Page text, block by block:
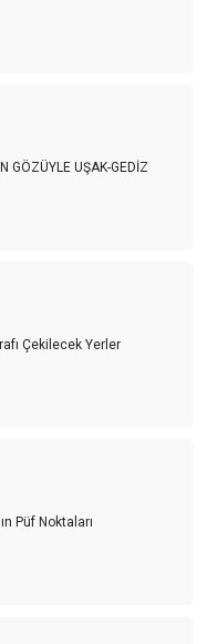
GÖZÜYLE UŞAK-GEDİZ
Çekilecek Yerler
Püf Noktaları